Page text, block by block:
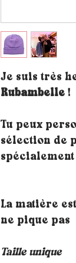
Je suis très
Rubambelle !
Tu peux
sélection de
La matière
ne pique pas
Taille unique